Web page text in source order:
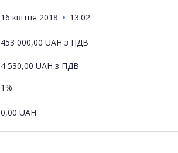
16 квітня 2018 13:02
453 000,00 UAH з ПДВ
4 530,00 UAH з ПДВ
1%
0,00 UAH